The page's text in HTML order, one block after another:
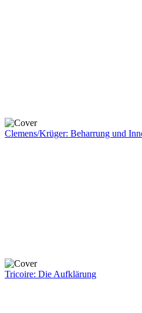
Clemens/Krüger: Beharrung und
Tricoire: Die Aufklärung